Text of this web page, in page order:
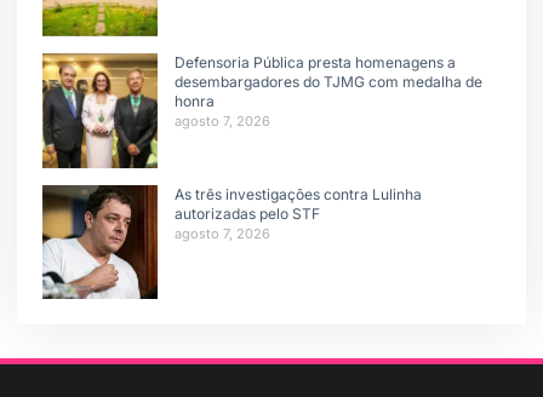
Defensoria Pública presta homenagens a
desembargadores do TJMG com medalha de
honra
agosto 7, 2026
As três investigações contra Lulinha
autorizadas pelo STF
agosto 7, 2026